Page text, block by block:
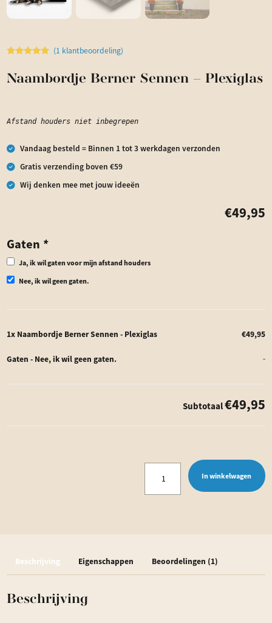
gebaseerd
op
(1 klantbeoordeling)
€49,95
Naambordje Berner Sennen – Plexiglas
Afstand houders niet inbegrepen
Gaten *
Ja, ik wil gaten voor mijn afstand houders
Nee, ik wil geen gaten.
1x Naambordje Berner Sennen - Plexiglas €49,95
Gaten - Nee, ik wil geen gaten. -
Subtotaal€49,95
aantal
In winkelwagen
Vandaag besteld = Binnen 1 tot 3 werkdagen verzonden
Gratis verzending boven €59
Wij denken mee met jouw ideeën
Beschrijving Eigenschappen Beoordelingen (1)
Beschrijving